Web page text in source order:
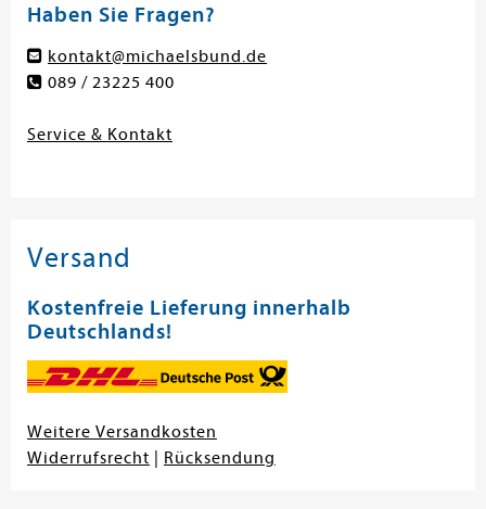
Haben Sie Fragen?
kontakt@michaelsbund.de
089 / 23225 400
Service & Kontakt
Versand
Kostenfreie Lieferung innerhalb
Deutschlands!
Weitere Versandkosten
Widerrufsrecht
Rücksendung